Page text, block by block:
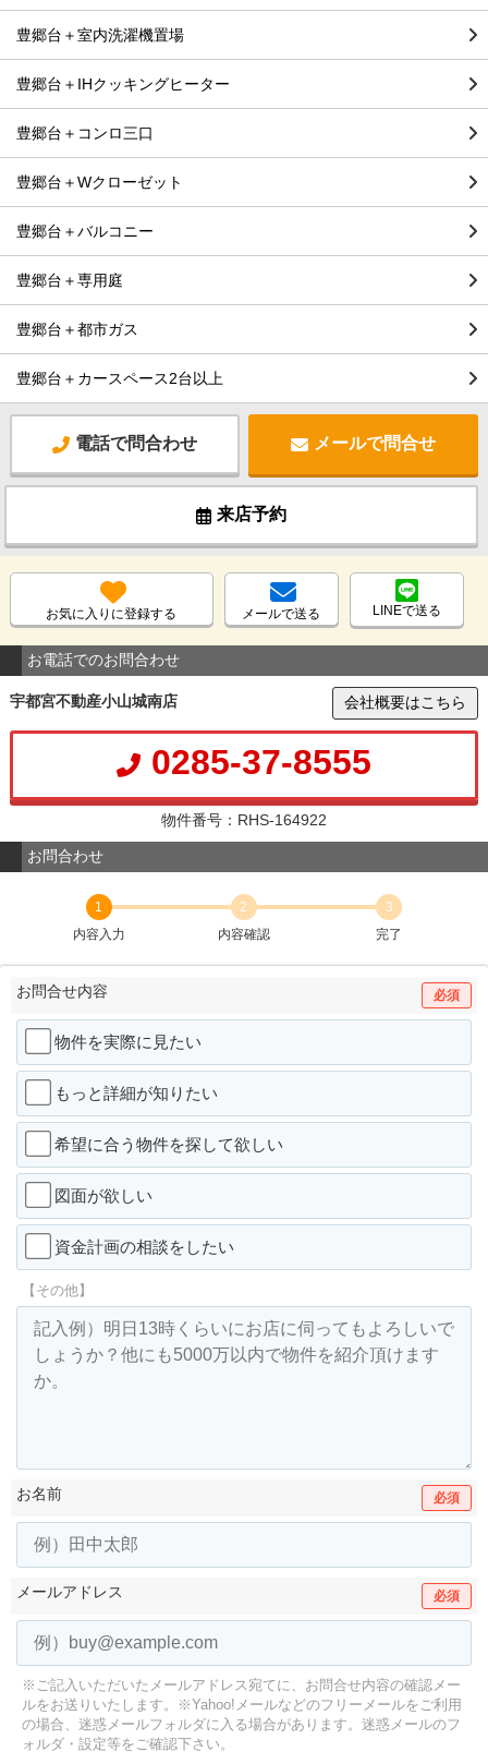
豊郷台＋室内洗濯機置場
豊郷台＋IHクッキングヒーター
豊郷台＋コンロ三口
豊郷台＋Wクローゼット
豊郷台＋バルコニー
豊郷台＋専用庭
豊郷台＋都市ガス
豊郷台＋カースペース2台以上
電話で問合わせ メールで問合せ
来店予約
お気に入りに登録する メールで送る LINEで送る
お電話でのお問合わせ
宇都宮不動産小山城南店 会社概要はこちら
0285-37-8555
物件番号：RHS-164922
お問合わせ
1
内容入力
2
内容確認
3
完了
お問合せ内容 必須
物件を実際に見たい
もっと詳細が知りたい
希望に合う物件を探して欲しい
図面が欲しい
資金計画の相談をしたい
【その他】
お名前 必須
メールアドレス 必須
※ご記入いただいたメールアドレス宛てに、お問合せ内容の確認メー
ルをお送りいたします。
※Yahoo!メールなどのフリーメールをご利用
の場合、迷惑メールフォルダに入る場合があります。 迷惑メールのフ
ォルダ・設定等をご確認下さい。